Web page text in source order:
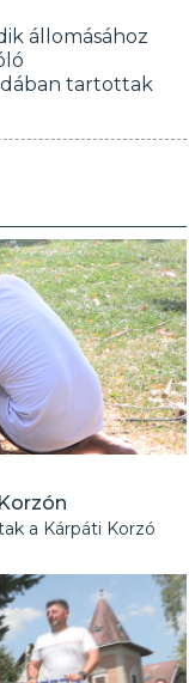
állomásához
tartottak
a Kárpáti Korzó